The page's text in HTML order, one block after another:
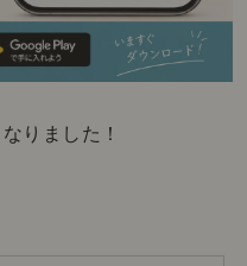
りました！